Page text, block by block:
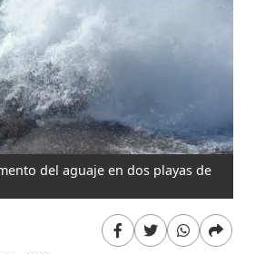
del aguaje en dos playas de